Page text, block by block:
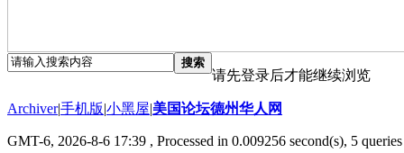
搜索
请先登录后才能继续浏览
Archiver|手机版|小黑屋|美国论坛德州华人网
GMT-6, 2026-8-6 17:39 , Processed in 0.009256 second(s), 5